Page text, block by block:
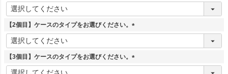
(
須
【2個目】ケースのタイプをお選びください。
(
須
【3個目】ケースのタイプをお選びください。
(